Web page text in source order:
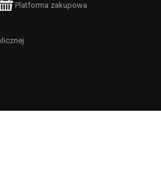
Platforma zakupowa